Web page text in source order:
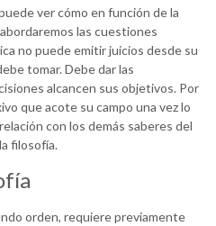
ver cómo en función de la
las cuestiones
no puede emitir juicios desde su
tomar. Debe dar las
alcancen sus objetivos. Por
que acote su campo una vez lo
con los demás saberes del
filosofía.
orden, requiere previamente